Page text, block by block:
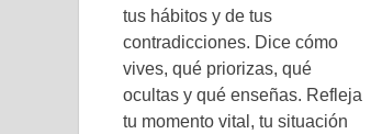
tus hábitos y de tus
contradicciones. Dice cómo
vives, qué priorizas, qué
ocultas y qué enseñas. Refleja
tu momento vital, tu situación